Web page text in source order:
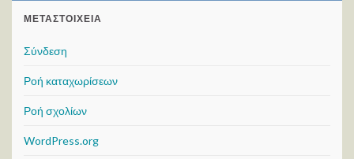
ΜΕΤΑΣΤΟΙΧΕΊΑ
Σύνδεση
Ροή καταχωρίσεων
Ροή σχολίων
WordPress.org